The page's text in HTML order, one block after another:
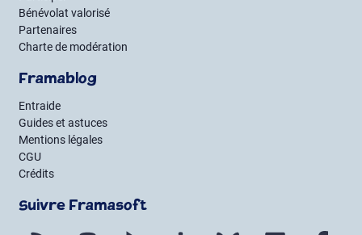
Bénévolat valorisé
Partenaires
Charte de modération
Framablog
Entraide
Guides et astuces
Mentions légales
CGU
Crédits
Suivre Framasoft
Flux RSS Mastodon PeerTube Mobilizon Bluesky LinkedIn